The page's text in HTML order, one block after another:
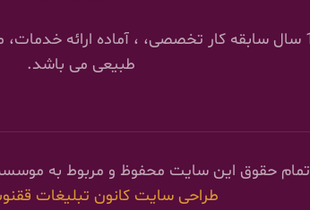
موسسه ترمیم موی وان با 18 سال سابقه کار تخصصی، ،
طبیعی می باشد.
تمام حقوق این سایت محفوظ و مربوط به
طراحی سایت کانون تبلیغات